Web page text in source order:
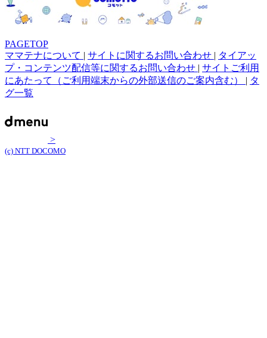
PAGETOP
ママテナについて | サイトに関するお問い合わせ | タイアッ
プ・コンテンツ配信等に関するお問い合わせ | サイトご利用
にあたって（ご利用端末からの外部送信のご案内含む） | タ
グ一覧
>
(c) NTT DOCOMO